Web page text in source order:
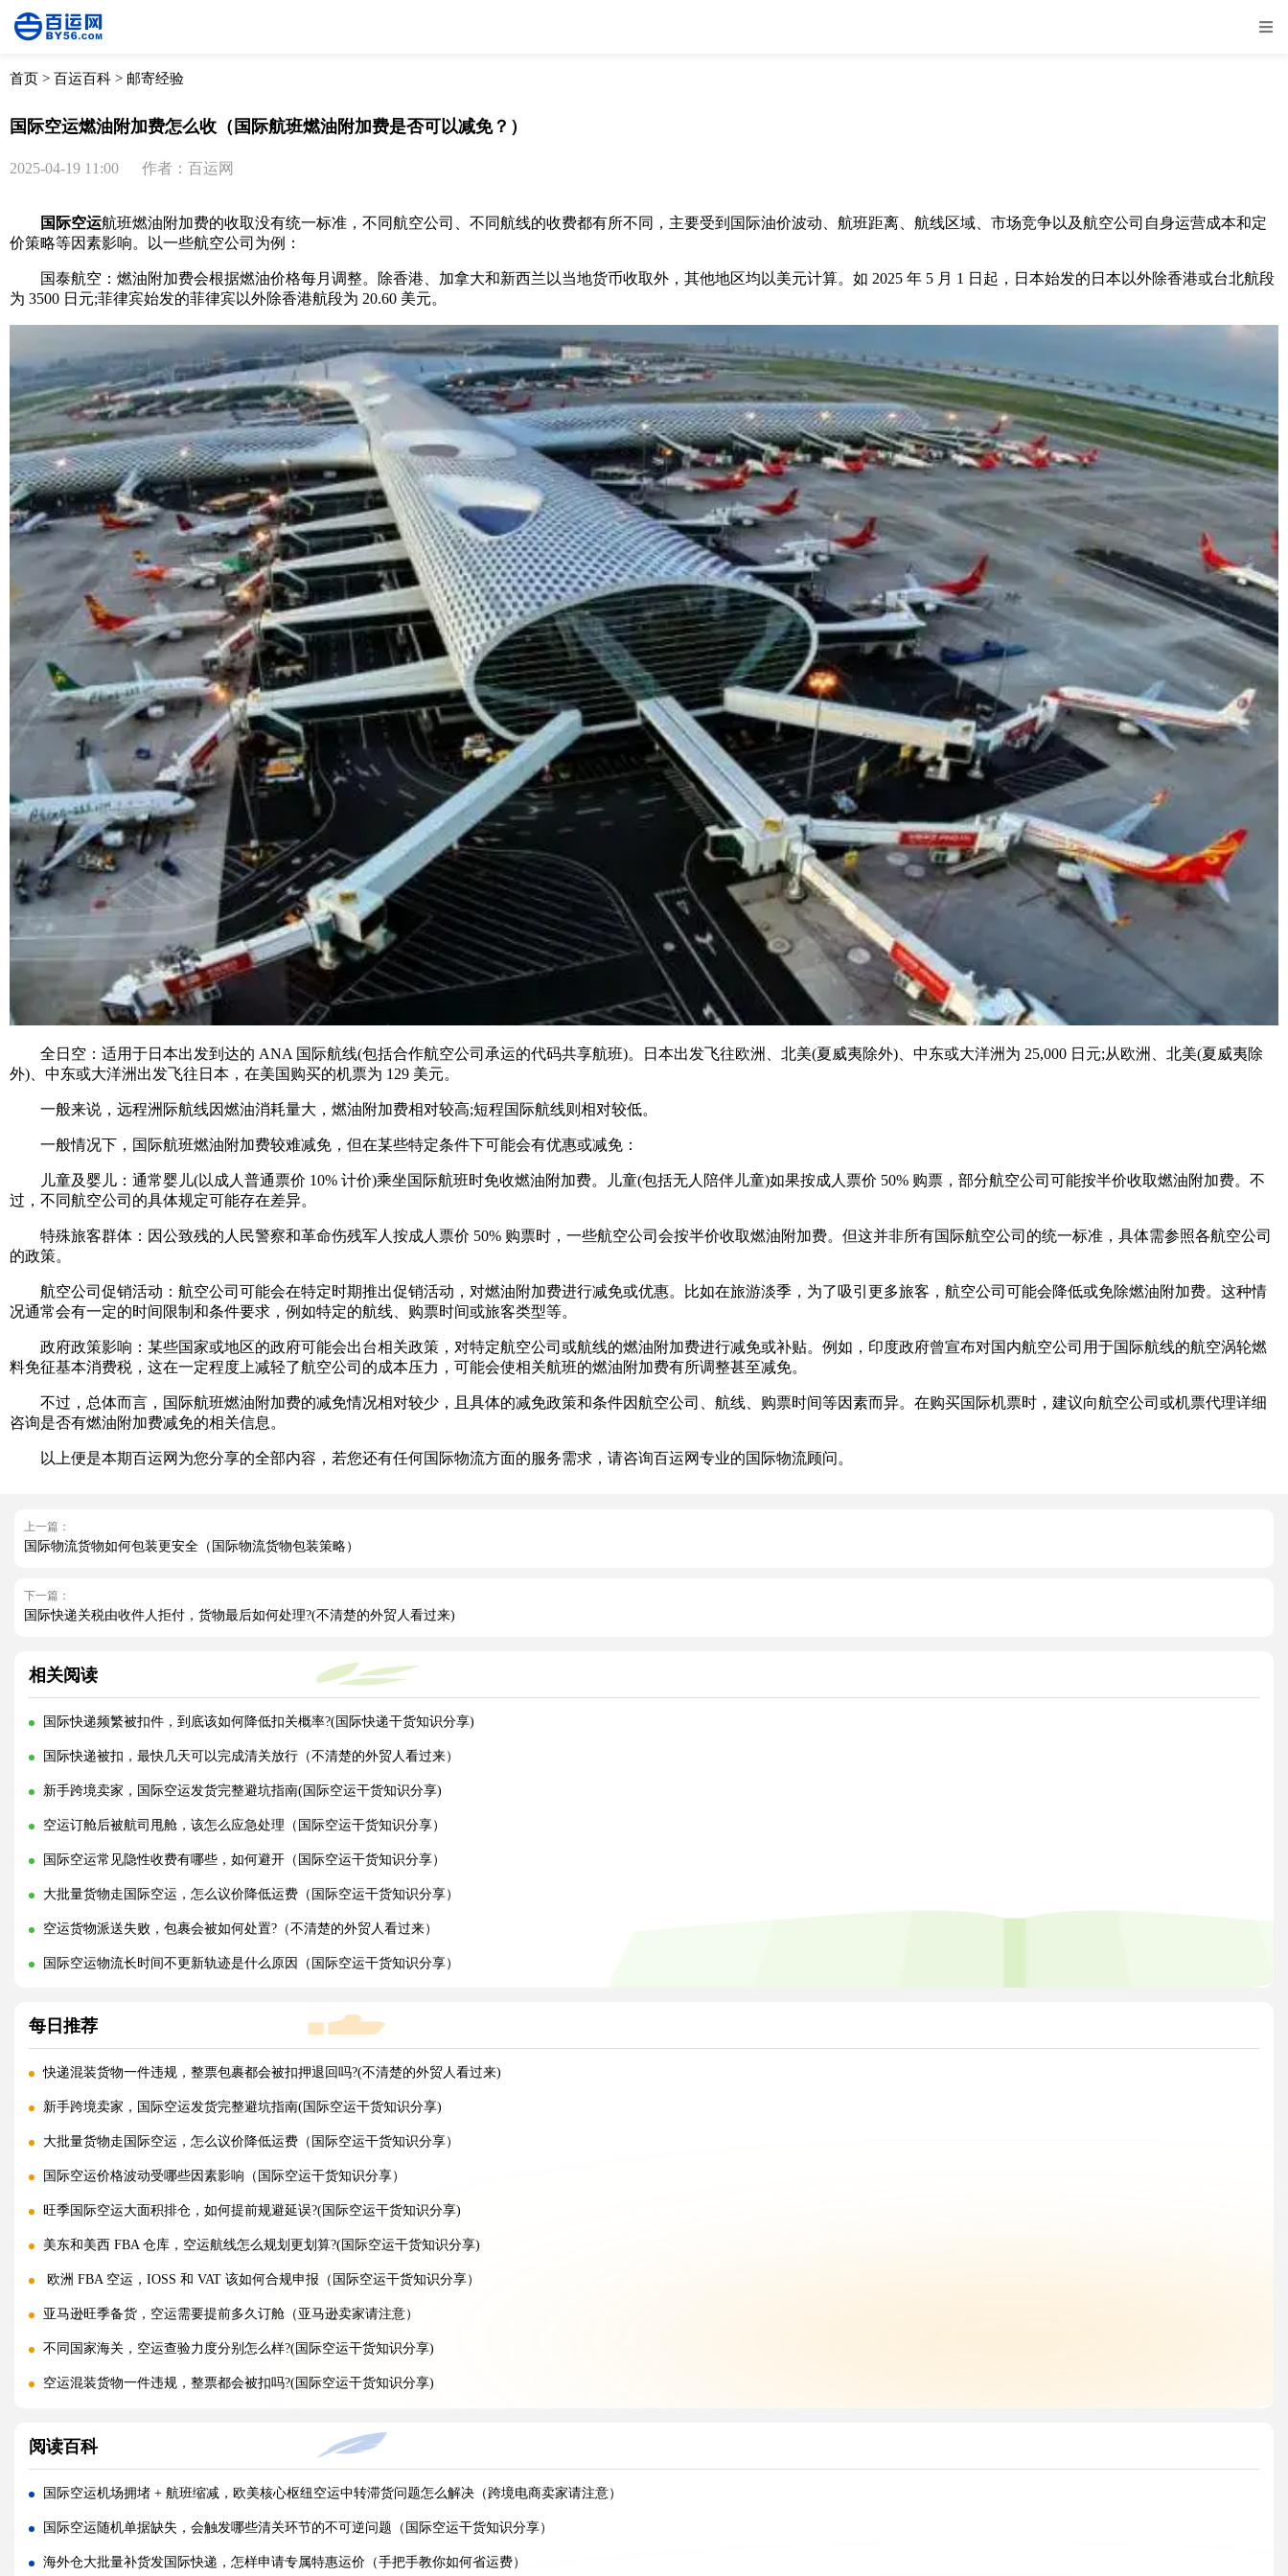
首页 > 百运百科 > 邮寄经验
国际空运燃油附加费怎么收（国际航班燃油附加费是否可以减免？）
2025-04-19 11:00 作者：百运网
国际空运航班燃油附加费的收取没有统一标准，不同航空公司、不同航线的收费都有所不同，主要受到国际油价波动、航班距离、航线区域、市场竞争以及航空公司自身运营成本和定
价策略等因素影响。以一些航空公司为例：
国泰航空：燃油附加费会根据燃油价格每月调整。除香港、加拿大和新西兰以当地货币收取外，其他地区均以美元计算。如 2025 年 5 月 1 日起，日本始发的日本以外除香港或台北航段
为 3500 日元;菲律宾始发的菲律宾以外除香港航段为 20.60 美元。
全日空：适用于日本出发到达的 ANA 国际航线(包括合作航空公司承运的代码共享航班)。日本出发飞往欧洲、北美(夏威夷除外)、中东或大洋洲为 25,000 日元;从欧洲、北美(夏威夷除
外)、中东或大洋洲出发飞往日本，在美国购买的机票为 129 美元。
一般来说，远程洲际航线因燃油消耗量大，燃油附加费相对较高;短程国际航线则相对较低。
一般情况下，国际航班燃油附加费较难减免，但在某些特定条件下可能会有优惠或减免：
儿童及婴儿：通常婴儿(以成人普通票价 10% 计价)乘坐国际航班时免收燃油附加费。儿童(包括无人陪伴儿童)如果按成人票价 50% 购票，部分航空公司可能按半价收取燃油附加费。不
过，不同航空公司的具体规定可能存在差异。
特殊旅客群体：因公致残的人民警察和革命伤残军人按成人票价 50% 购票时，一些航空公司会按半价收取燃油附加费。但这并非所有国际航空公司的统一标准，具体需参照各航空公司
的政策。
航空公司促销活动：航空公司可能会在特定时期推出促销活动，对燃油附加费进行减免或优惠。比如在旅游淡季，为了吸引更多旅客，航空公司可能会降低或免除燃油附加费。这种情
况通常会有一定的时间限制和条件要求，例如特定的航线、购票时间或旅客类型等。
政府政策影响：某些国家或地区的政府可能会出台相关政策，对特定航空公司或航线的燃油附加费进行减免或补贴。例如，印度政府曾宣布对国内航空公司用于国际航线的航空涡轮燃
料免征基本消费税，这在一定程度上减轻了航空公司的成本压力，可能会使相关航班的燃油附加费有所调整甚至减免。
不过，总体而言，国际航班燃油附加费的减免情况相对较少，且具体的减免政策和条件因航空公司、航线、购票时间等因素而异。在购买国际机票时，建议向航空公司或机票代理详细
咨询是否有燃油附加费减免的相关信息。
以上便是本期百运网为您分享的全部内容，若您还有任何国际物流方面的服务需求，请咨询百运网专业的国际物流顾问。
上一篇：
国际物流货物如何包装更安全（国际物流货物包装策略）
下一篇：
国际快递关税由收件人拒付，货物最后如何处理?(不清楚的外贸人看过来)
相关阅读
国际快递频繁被扣件，到底该如何降低扣关概率?(国际快递干货知识分享)
国际快递被扣，最快几天可以完成清关放行（不清楚的外贸人看过来）
新手跨境卖家，国际空运发货完整避坑指南(国际空运干货知识分享)
空运订舱后被航司甩舱，该怎么应急处理（国际空运干货知识分享）
国际空运常见隐性收费有哪些，如何避开（国际空运干货知识分享）
大批量货物走国际空运，怎么议价降低运费（国际空运干货知识分享）
空运货物派送失败，包裹会被如何处置?（不清楚的外贸人看过来）
国际空运物流长时间不更新轨迹是什么原因（国际空运干货知识分享）
每日推荐
快递混装货物一件违规，整票包裹都会被扣押退回吗?(不清楚的外贸人看过来)
新手跨境卖家，国际空运发货完整避坑指南(国际空运干货知识分享)
大批量货物走国际空运，怎么议价降低运费（国际空运干货知识分享）
国际空运价格波动受哪些因素影响（国际空运干货知识分享）
旺季国际空运大面积排仓，如何提前规避延误?(国际空运干货知识分享)
美东和美西 FBA 仓库，空运航线怎么规划更划算?(国际空运干货知识分享)
欧洲 FBA 空运，IOSS 和 VAT 该如何合规申报（国际空运干货知识分享）
亚马逊旺季备货，空运需要提前多久订舱（亚马逊卖家请注意）
不同国家海关，空运查验力度分别怎么样?(国际空运干货知识分享)
空运混装货物一件违规，整票都会被扣吗?(国际空运干货知识分享)
空运品名申报错误，会面临哪些罚款与处罚?(国际空运干货知识分享)
国际空运货物被扣，最快多久可以清关放行?(国际空运干货知识分享)
国际空运计费重与实际重、体积重怎么换算（国际空运干货知识分享）
普通货物走国际空运最低多少公斤起运（不清楚的外贸人看过来）
阅读百科
国际空运机场拥堵 + 航班缩减，欧美核心枢纽空运中转滞货问题怎么解决（跨境电商卖家请注意）
国际空运随机单据缺失，会触发哪些清关环节的不可逆问题（国际空运干货知识分享）
海外仓大批量补货发国际快递，怎样申请专属特惠运价（手把手教你如何省运费）